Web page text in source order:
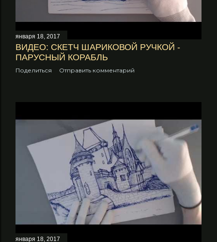
января 18, 2017
ВИДЕО: СКЕТЧ ШАРИКОВОЙ РУЧКОЙ -
ПАРУСНЫЙ КОРАБЛЬ
Поделиться Отправить комментарий
января 18, 2017